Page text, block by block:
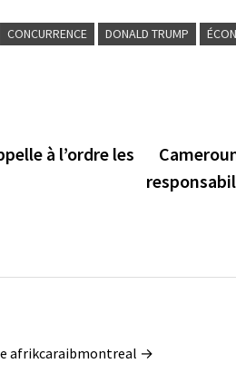
CONCURRENCE DONALD TRUMP
à l’ordre les
afrikcaraibmontreal →